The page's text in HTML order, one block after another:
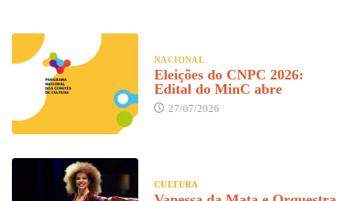
NACIONAL
Eleições do CNPC 2026:
Edital do MinC abre
27/07/2026
CULTURA